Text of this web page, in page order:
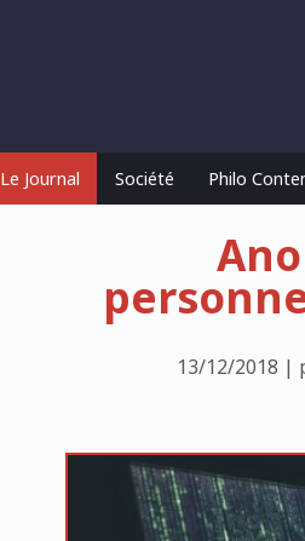
Le Journal Société Philo
13/12/2018 |